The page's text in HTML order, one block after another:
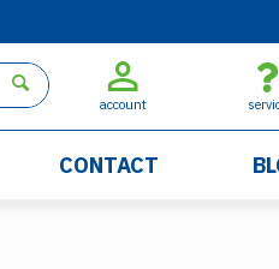
account
CONTACT